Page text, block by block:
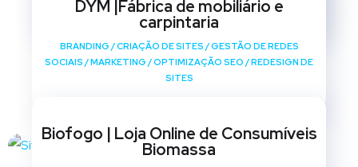
SITES
DYM |Fábrica de mobiliário e
carpintaria
BRANDING /CRIAÇÃO DE SITES /GESTÃO DE REDES
SOCIAIS /MARKETING /OPTIMIZAÇÃO SEO /REDESIGN DE
SITES
Biofogo | Loja Online de Consumíveis
Biomassa